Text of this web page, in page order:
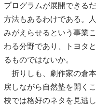
プログラムが展開できる
方法もあるわけである。
みがえらせるという事業
わる分野であり、トヨタ
るものではないか。
折りしも、劇作家の倉
戻しながら自然塾を開く
校では格好のネタを見逃